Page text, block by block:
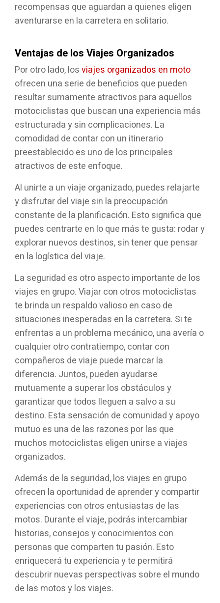
recompensas que aguardan a quienes eligen
aventurarse en la carretera en solitario.
Ventajas de los Viajes Organizados
Por otro lado, losviajes organizados en moto
ofrecen una serie de beneficios que pueden
resultar sumamente atractivos para aquellos
motociclistas que buscan una experiencia más
estructurada y sin complicaciones. La
comodidad de contar con un itinerario
preestablecido es uno de los principales
atractivos de este enfoque.
Al unirte a un viaje organizado, puedes relajarte
y disfrutar del viaje sin la preocupación
constante de la planificación. Esto significa que
puedes centrarte en lo que más te gusta: rodar y
explorar nuevos destinos, sin tener que pensar
en la logística del viaje.
La seguridad es otro aspecto importante de los
viajes en grupo. Viajar con otros motociclistas
te brinda un respaldo valioso en caso de
situaciones inesperadas en la carretera. Si te
enfrentas a un problema mecánico, una avería o
cualquier otro contratiempo, contar con
compañeros de viaje puede marcar la
diferencia. Juntos, pueden ayudarse
mutuamente a superar los obstáculos y
garantizar que todos lleguen a salvo a su
destino. Esta sensación de comunidad y apoyo
mutuo es una de las razones por las que
muchos motociclistas eligen unirse a viajes
organizados.
Además de la seguridad, los viajes en grupo
ofrecen la oportunidad de aprender y compartir
experiencias con otros entusiastas de las
motos. Durante el viaje, podrás intercambiar
historias, consejos y conocimientos con
personas que comparten tu pasión. Esto
enriquecerá tu experiencia y te permitirá
descubrir nuevas perspectivas sobre el mundo
de las motos y los viajes.